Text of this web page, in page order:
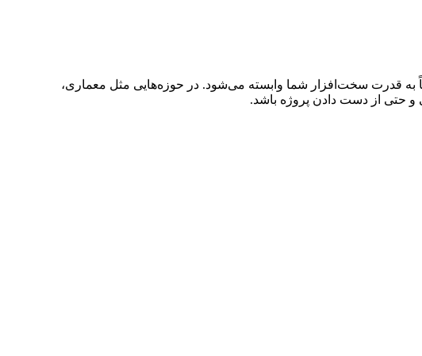
به قدرت سخت‌افزار شما وابسته می‌شود. در حوزه‌هایی مثل معماری،